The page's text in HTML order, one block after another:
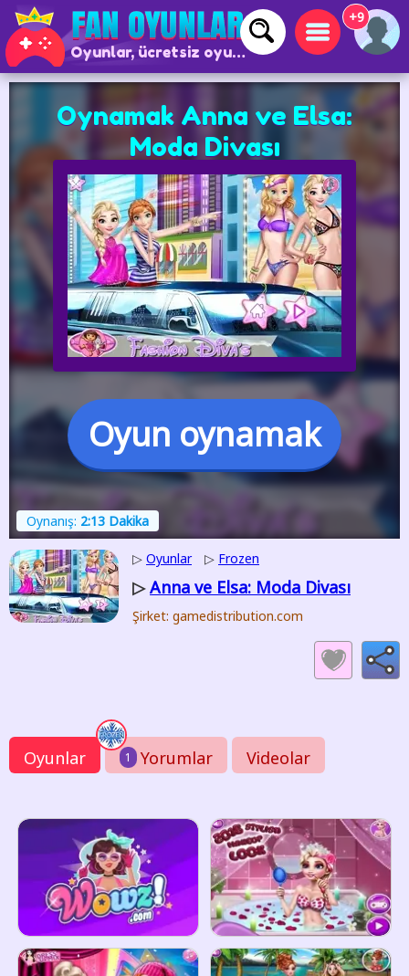
Oyunlar, ücretsiz oyunlar ve çevrimiçi oyunlar
+9
Oynamak Anna ve Elsa:
Moda Divası
Oyun oynamak
Oynanış: 2:13 Dakika
▷ Oyunlar ▷ Frozen
▷Anna ve Elsa: Moda Divası
Şirket: gamedistribution.com
Oyunlar 1 Yorumlar Videolar